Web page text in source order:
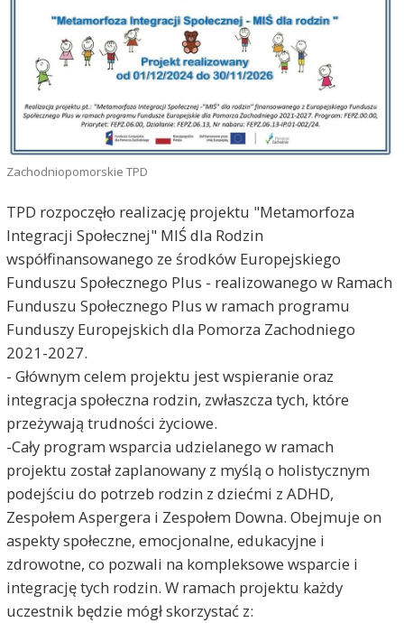
Zachodniopomorskie TPD
TPD rozpoczęło realizację projektu "Metamorfoza
Integracji Społecznej" MIŚ dla Rodzin
współfinansowanego ze środków Europejskiego
Funduszu Społecznego Plus - realizowanego w Ramach
Funduszu Społecznego Plus w ramach programu
Funduszy Europejskich dla Pomorza Zachodniego
2021-2027.
- Głównym celem projektu jest wspieranie oraz
integracja społeczna rodzin, zwłaszcza tych, które
przeżywają trudności życiowe.
-Cały program wsparcia udzielanego w ramach
projektu został zaplanowany z myślą o holistycznym
podejściu do potrzeb rodzin z dziećmi z ADHD,
Zespołem Aspergera i Zespołem Downa. Obejmuje on
aspekty społeczne, emocjonalne, edukacyjne i
zdrowotne, co pozwali na kompleksowe wsparcie i
integrację tych rodzin. W ramach projektu każdy
uczestnik będzie mógł skorzystać z: